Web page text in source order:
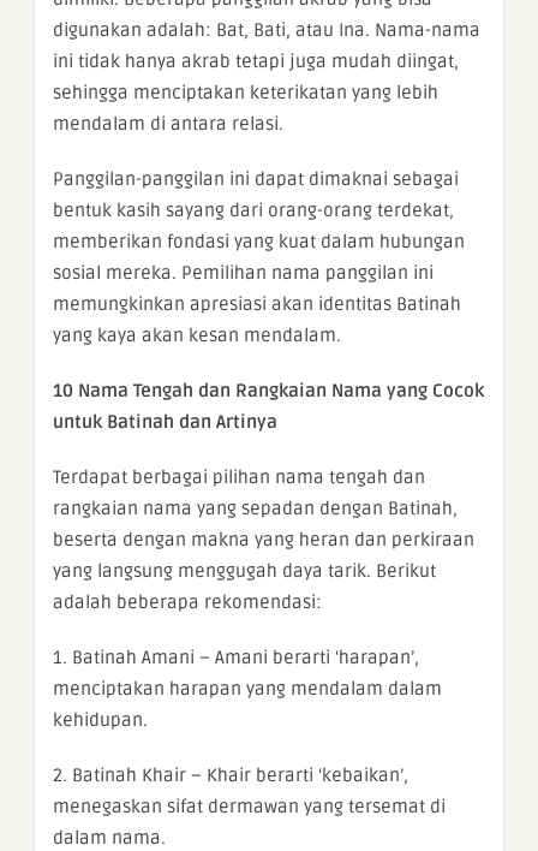
digunakan adalah: Bat, Bati, atau Ina. Nama-nama
ini tidak hanya akrab tetapi juga mudah diingat,
sehingga menciptakan keterikatan yang lebih
mendalam di antara relasi.
Panggilan-panggilan ini dapat dimaknai sebagai
bentuk kasih sayang dari orang-orang terdekat,
memberikan fondasi yang kuat dalam hubungan
sosial mereka. Pemilihan nama panggilan ini
memungkinkan apresiasi akan identitas Batinah
yang kaya akan kesan mendalam.
10 Nama Tengah dan Rangkaian Nama yang Cocok
untuk Batinah dan Artinya
Terdapat berbagai pilihan nama tengah dan
rangkaian nama yang sepadan dengan Batinah,
beserta dengan makna yang heran dan perkiraan
yang langsung menggugah daya tarik. Berikut
adalah beberapa rekomendasi:
1. Batinah Amani – Amani berarti ‘harapan’,
menciptakan harapan yang mendalam dalam
kehidupan.
2. Batinah Khair – Khair berarti ‘kebaikan’,
menegaskan sifat dermawan yang tersemat di
dalam nama.